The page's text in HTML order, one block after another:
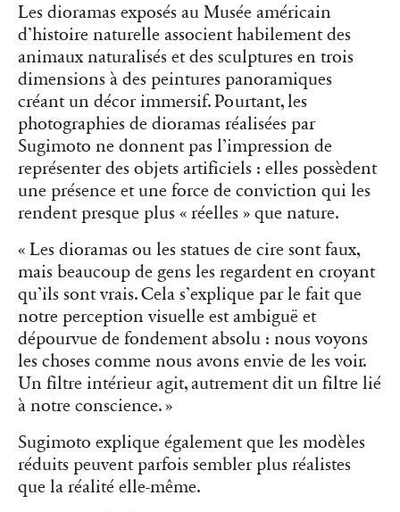
Les dioramas exposés au Musée américain
d’histoire naturelle associent habilement des
animaux naturalisés et des sculptures en trois
dimensions à des peintures panoramiques
créant un décor immersif. Pourtant, les
photographies de dioramas réalisées par
Sugimoto ne donnent pas l’impression de
représenter des objets artificiels : elles possèdent
une présence et une force de conviction qui les
rendent presque plus « réelles » que nature.
« Les dioramas ou les statues de cire sont faux,
mais beaucoup de gens les regardent en croyant
qu’ils sont vrais. Cela s’explique par le fait que
notre perception visuelle est ambiguë et
dépourvue de fondement absolu : nous voyons
les choses comme nous avons envie de les voir.
Un filtre intérieur agit, autrement dit un filtre lié
à notre conscience. »
Sugimoto explique également que les modèles
réduits peuvent parfois sembler plus réalistes
que la réalité elle-même.